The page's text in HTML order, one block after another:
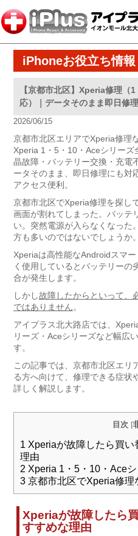
iPhoneお役立ち情報
【京都市北区】Xperia修理（
応）｜データそのまま即日修理
2026/06/15
京都市北区エリアでXperia修理
Xperia 1・5・10・Aceシリー
晶故障・バッテリー交換・充電
ータそのまま、即日修理にも対
アクセス便利。
京都市北区でXperia修理を探し
画面が割れてしまった。バッテ
い。突然電源が入らなくなった
方も多いのではないでしょうか。
Xperiaは高性能なAndroidスマ
く使用しているとバッテリーの
合が発生します。
しかし故障したからといって、
ではありません。
アイプラス北大路店では、
リーズ・Aceシリーズなど幅広
す。
この記事では、京都市北区エリ
る方へ向けて、修理できる症状
詳しく解説します。
目次 [
1 Xperiaが故障したら買
理由
2 Xperia 1・5・10・Ace
3京都市北区でXperia修理
Xperiaが故障したら
すすめな理由